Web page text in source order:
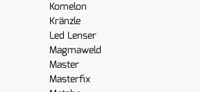
Komelon
Kränzle
Led Lenser
Magmaweld
Master
Masterfix